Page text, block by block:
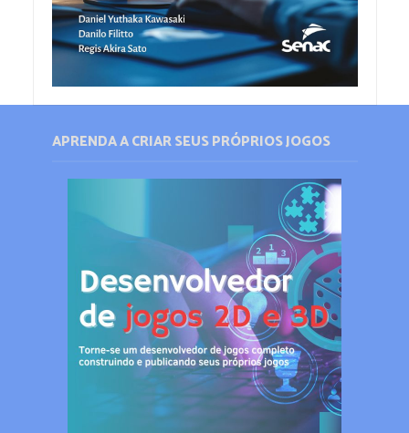
APRENDA A CRIAR SEUS PRÓPRIOS JOGOS